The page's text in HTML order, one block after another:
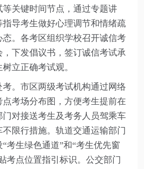
等关键时间节点，通过专题讲
指导考生做好心理调节和情绪疏
态。各考区组织学校召开诚信考
下发倡议书，签订诚信考试承
立正确考试观。
考。市区两级考试机构通过网络
考场分布图，方便考生提前在
门对接送考生及考务人员驾乘车
限行措施。轨道交通运输部门
考生绿色通道”和“考生优先窗
考点位置指引标识。公交部门